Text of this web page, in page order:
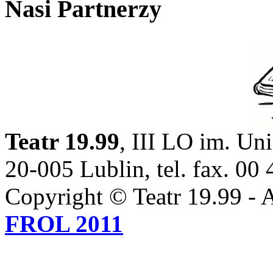
Nasi Partnerzy
Teatr 19.99, III LO im.
20-005 Lublin, tel. fax. 00
Copyright © Teatr 19.99 -
FROL 2011